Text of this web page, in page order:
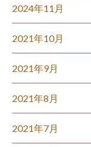
2024年11月
2021年10月
2021年9月
2021年8月
2021年7月